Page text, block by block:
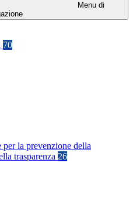
Menu di
70
per la prevenzione della
trasparenza 26